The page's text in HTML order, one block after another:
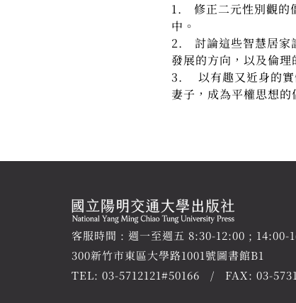
1. 修正二元性別觀的
中。
2. 討論這些智慧居家
發展的方向，以及倫理
3. 以有趣又近身的實
妻子，成為平權思想的
客服時間 : 週一至週五 8:30-12:00 ; 14:00-
300新竹市東區大學路1001號圖書館B1
TEL: 03-5712121#50166 FAX: 03-